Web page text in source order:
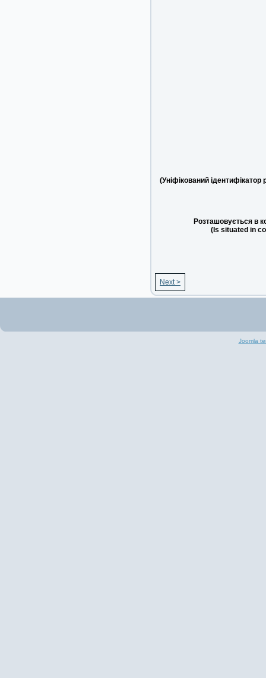
(Уніфікований ідентифікатор
Розташовується в
(Is situated in
Next >
Joomla